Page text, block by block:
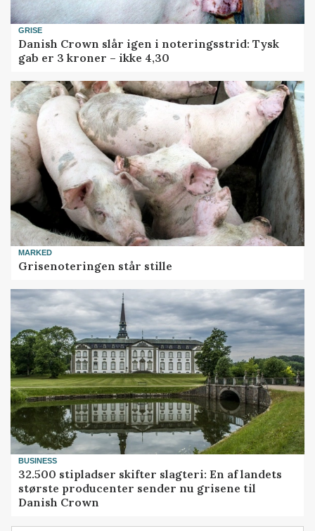
GRISE
Danish Crown slår igen i noteringsstrid: Tysk
gab er 3 kroner – ikke 4,30
MARKED
Grisenoteringen står stille
BUSINESS
32.500 stipladser skifter slagteri: En af landets
største producenter sender nu grisene til
Danish Crown